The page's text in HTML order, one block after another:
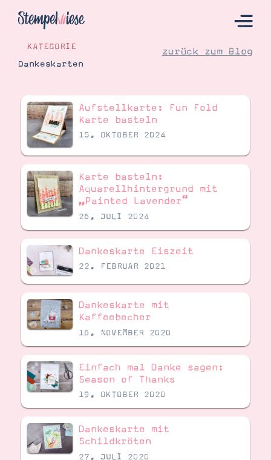
Hier Starten
Katalog
Bestellen
Kontakt
Angebote
Demonstrator werden
Gutscheine
Produkte erklärt
Über mich
Über Stampin’ Up!
Tipps & Tricks
Ordnungstipps
KATEGORIE
Dankeskarten
zurück zum Blog
Aufstellkarte: Fun Fold
Karte basteln
15. OKTOBER 2024
Karte basteln:
Aquarellhintergrund mit
„Painted Lavender“
26. JULI 2024
Dankeskarte Eiszeit
22. FEBRUAR 2021
Dankeskarte mit
Kaffeebecher
16. NOVEMBER 2020
Einfach mal Danke sagen:
Season of Thanks
19. OKTOBER 2020
Dankeskarte mit
Schildkröten
27. JULI 2020